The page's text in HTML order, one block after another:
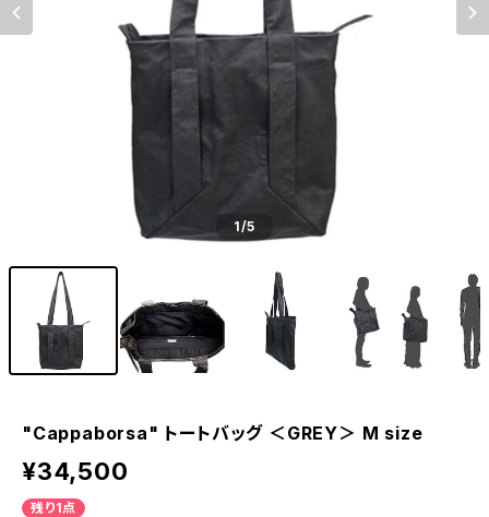
1/5
"Cappaborsa" トートバッグ ＜GREY＞ M size
¥34,500
残り1点